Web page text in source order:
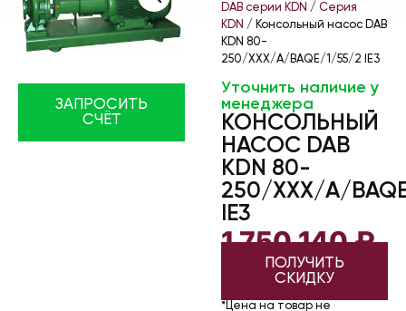
ЗАПРОСИТЬ
СЧЁТ
DAB серии KDN / Серия
KDN / Консольный насос DAB
KDN 80-
250/XXX/A/BAQE/1/55/2 IE3
Уточнить наличие у
менеджера
КОНСОЛЬНЫЙ
НАСОС DAB
KDN 80-
250/XXX/A/
IE3
1 750 140₽
ПОЛУЧИТЬ
СКИДКУ
*Цена на товар не